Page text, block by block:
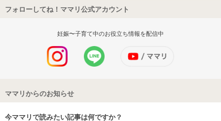
フォローしてね！ママリ公式アカウント
妊娠〜子育て中のお役立ち情報を配信中
ママリからのお知らせ
今ママリで読みたい記事は何ですか？